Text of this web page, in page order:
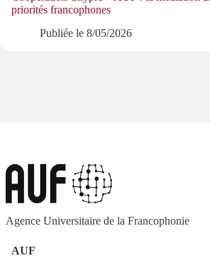
priorités francophones
Publiée le 8/05/2026
Agence Universitaire de la Francophonie
AUF